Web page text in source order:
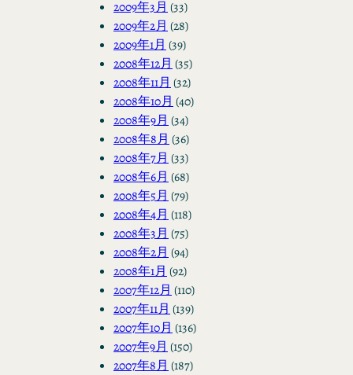
2009年3月 (33)
2009年2月 (28)
2009年1月 (39)
2008年12月 (35)
2008年11月 (32)
2008年10月 (40)
2008年9月 (34)
2008年8月 (36)
2008年7月 (33)
2008年6月 (68)
2008年5月 (79)
2008年4月 (118)
2008年3月 (75)
2008年2月 (94)
2008年1月 (92)
2007年12月 (110)
2007年11月 (139)
2007年10月 (136)
2007年9月 (150)
2007年8月 (187)